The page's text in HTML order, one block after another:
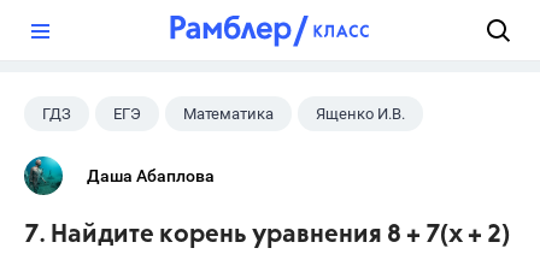
ГДЗ ЕГЭ Математика Ященко И.В.
Даша Абаплова
7. Найдите корень уравнения 8 + 7(х + 2)